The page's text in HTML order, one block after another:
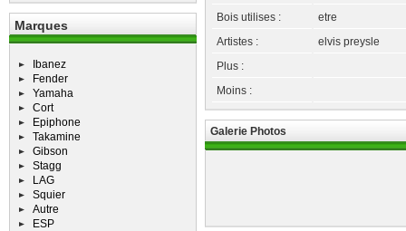
Marques
Ibanez
Fender
Yamaha
Cort
Epiphone
Takamine
Gibson
Stagg
LAG
Squier
Autre
ESP
Bois utilises :
etre
Artistes :
elvis preysle
Plus :
Moins :
Galerie Photos